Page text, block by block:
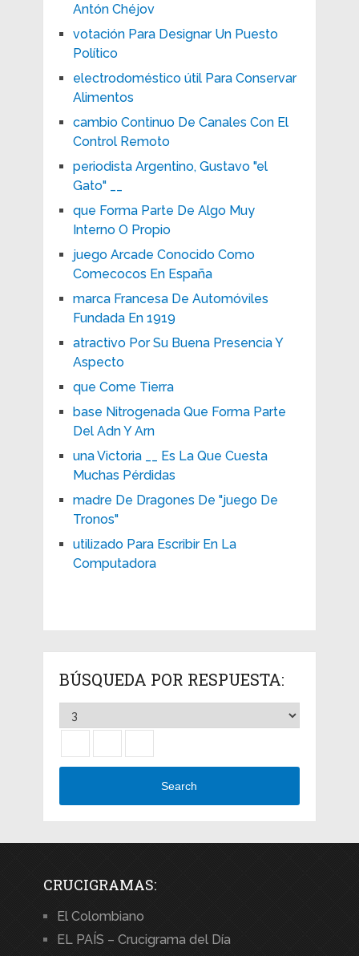
Antón Chéjov
votación Para Designar Un Puesto
Político
electrodoméstico útil Para Conservar
Alimentos
cambio Continuo De Canales Con El
Control Remoto
periodista Argentino, Gustavo "el
Gato" __
que Forma Parte De Algo Muy
Interno O Propio
juego Arcade Conocido Como
Comecocos En España
marca Francesa De Automóviles
Fundada En 1919
atractivo Por Su Buena Presencia Y
Aspecto
que Come Tierra
base Nitrogenada Que Forma Parte
Del Adn Y Arn
una Victoria __ Es La Que Cuesta
Muchas Pérdidas
madre De Dragones De "juego De
Tronos"
utilizado Para Escribir En La
Computadora
BÚSQUEDA POR RESPUESTA:
Search
CRUCIGRAMAS:
El Colombiano
EL PAÍS – Crucigrama del Día